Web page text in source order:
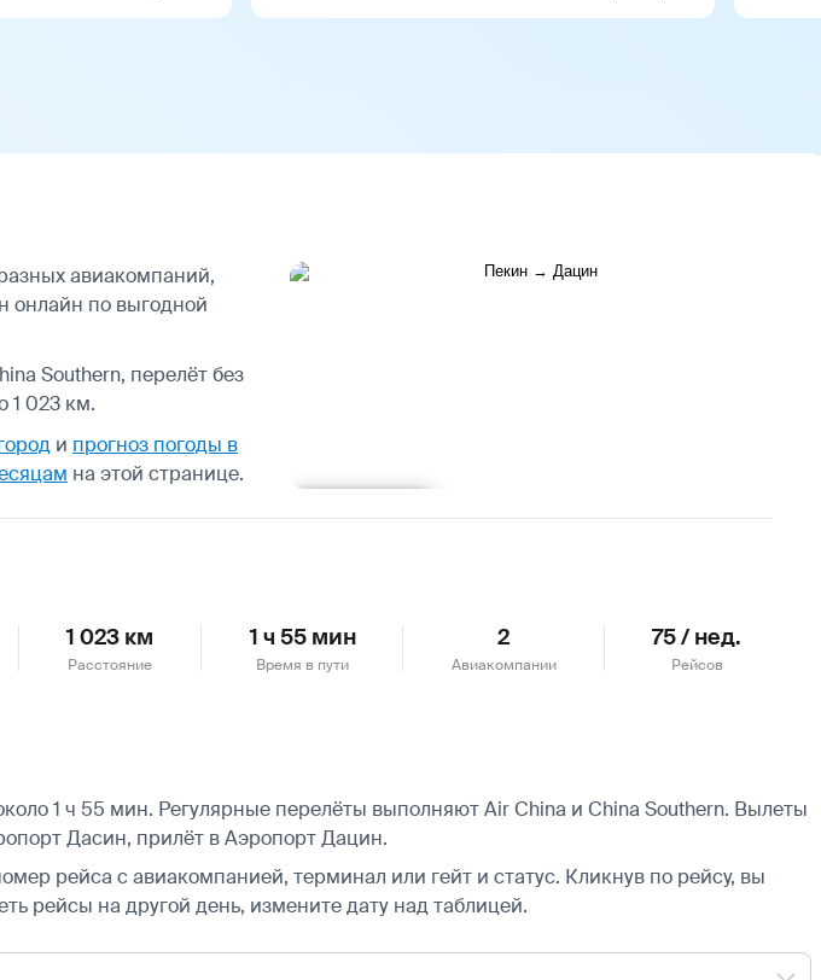
авиакомпаний,
онлайн по выгодной
Southern, перелёт без
1 023 км.
и прогноз погоды в
на этой странице.
1 023 км
Расстояние
1 ч 55 мин
Время в пути
2
Авиакомпании
75 / нед.
Рейсов
1 ч 55 мин. Регулярные перелёты выполняют Air China и China Southern. Вылеты
Дасин, прилёт в Аэропорт Дацин.
рейса с авиакомпанией, терминал или гейт и статус. Кликнув по рейсу, вы
рейсы на другой день, измените дату над таблицей.